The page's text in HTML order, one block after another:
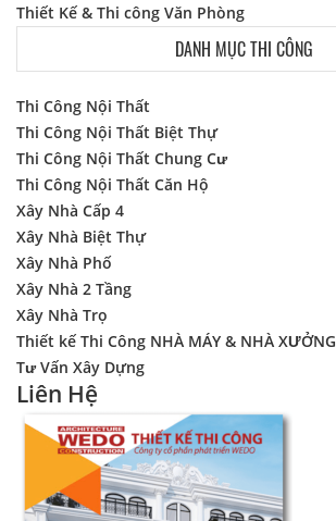
Thiết Kế & Thi công Văn Phòng
DANH MỤC THI CÔNG
Thi Công Nội Thất
Thi Công Nội Thất Biệt Thự
Thi Công Nội Thất Chung Cư
Thi Công Nội Thất Căn Hộ
Xây Nhà Cấp 4
Xây Nhà Biệt Thự
Xây Nhà Phố
Xây Nhà 2 Tầng
Xây Nhà Trọ
Thiết kế Thi Công NHÀ MÁY & NHÀ XƯỞNG
Tư Vấn Xây Dựng
Liên Hệ